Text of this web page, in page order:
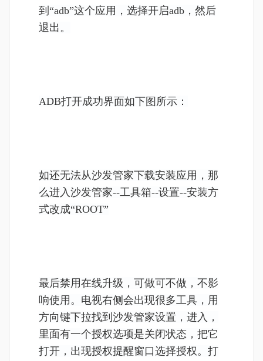
到“adb”这个应用，选择开启adb，然后
退出。
ADB打开成功界面如下图所示：
如还无法从沙发管家下载安装应用，那
么进入沙发管家--工具箱--设置--安装方
式改成“ROOT”
最后禁用在线升级，可做可不做，不影
响使用。电视右侧会出现很多工具，用
方向键下拉找到沙发管家设置，进入，
里面有一个授权选项是关闭状态，把它
打开，出现授权提醒窗口选择授权。打